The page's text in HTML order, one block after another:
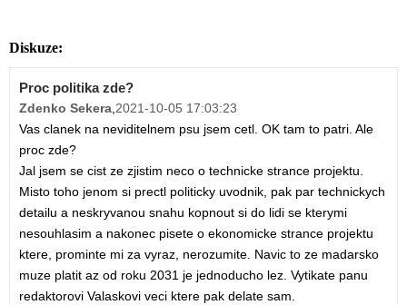
Diskuze:
Proc politika zde?
Zdenko Sekera,2021-10-05 17:03:23
Vas clanek na neviditelnem psu jsem cetl. OK tam to patri. Ale
proc zde?
Jal jsem se cist ze zjistim neco o technicke strance projektu.
Misto toho jenom si prectl politicky uvodnik, pak par technickych
detailu a neskryvanou snahu kopnout si do lidi se kterymi
nesouhlasim a nakonec pisete o ekonomicke strance projektu
ktere, prominte mi za vyraz, nerozumite. Navic to ze madarsko
muze platit az od roku 2031 je jednoducho lez. Vytikate panu
redaktorovi Valaskovi veci ktere pak delate sam.